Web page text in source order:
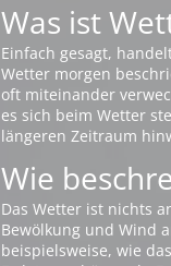
Was ist
Einfach gesagt,
Wetter morgen
oft miteinander
es sich beim Wetter
längeren Zeitraum
Wie
Das Wetter ist nichts
Bewölkung und Wind
beispielsweise, wie